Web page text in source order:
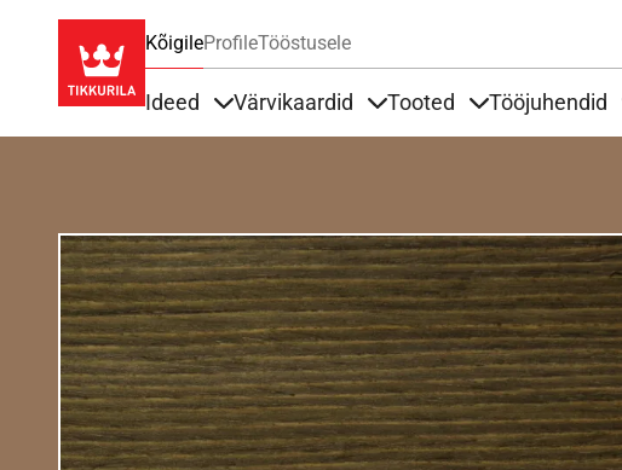
KõigileProfileTööstusele
Ideed Värvikaardid Tooted Tööjuhendid